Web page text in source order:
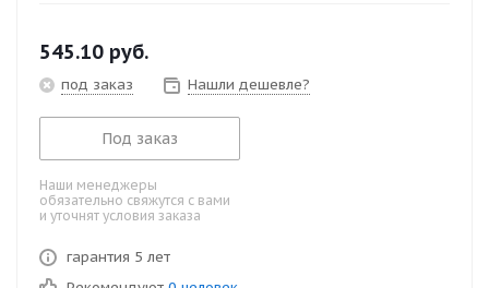
545.10 руб.
под заказ Нашли дешевле?
Под заказ
Наши менеджеры
обязательно свяжутся с вами
и уточнят условия заказа
гарантия 5 лет